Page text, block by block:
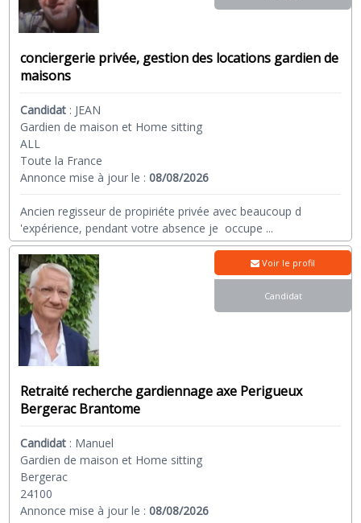
conciergerie privée, gestion des locations gardien de
maisons
Candidat : JEAN
Gardien de maison et Home sitting
ALL
Toute la France
Annonce mise à jour le :08/08/2026
Ancien regisseur de propiriéte privée avec beaucoup d
'expérience, pendant votre absence je occupe ...
Retraité recherche gardiennage axe Perigueux
Bergerac Brantome
Candidat : Manuel
Gardien de maison et Home sitting
Bergerac
24100
Annonce mise à jour le :08/08/2026
Voir le profil
Candidat